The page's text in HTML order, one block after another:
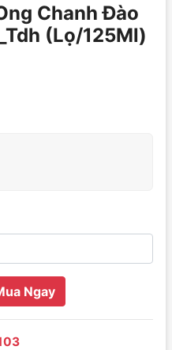
Chanh Đào
(Lọ/125Ml)
Ngay